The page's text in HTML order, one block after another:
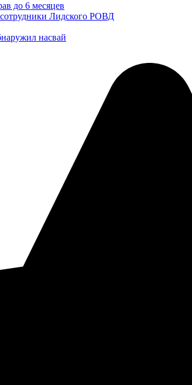
до 6 месяцев
Лидского РОВД
насвай